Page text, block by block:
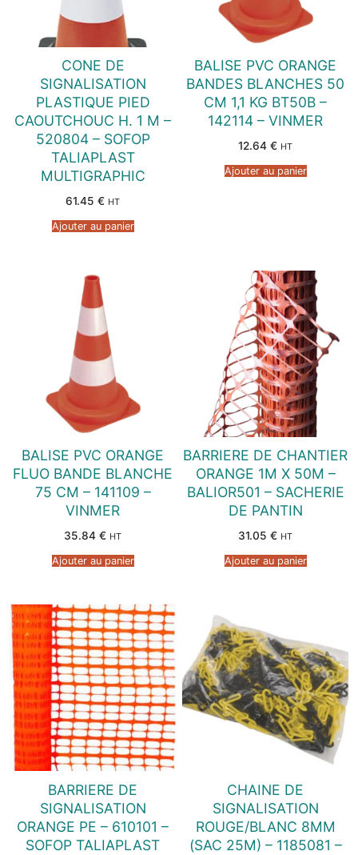
CONE DE
SIGNALISATION
PLASTIQUE PIED
CAOUTCHOUC H. 1 M –
520804 – SOFOP
TALIAPLAST
MULTIGRAPHIC
61.45 € HT
Ajouter au panier
BALISE PVC ORANGE
BANDES BLANCHES 50
CM 1,1 KG BT50B –
142114 – VINMER
12.64 € HT
Ajouter au panier
BALISE PVC ORANGE
FLUO BANDE BLANCHE
75 CM – 141109 –
VINMER
35.84 € HT
Ajouter au panier
BARRIERE DE CHANTIER
ORANGE 1M X 50M –
BALIOR501 – SACHERIE
DE PANTIN
31.05 € HT
Ajouter au panier
BARRIERE DE
SIGNALISATION
ORANGE PE – 610101 –
SOFOP TALIAPLAST
CHAINE DE
SIGNALISATION
ROUGE/BLANC 8MM
(SAC 25M) – 1185081 –